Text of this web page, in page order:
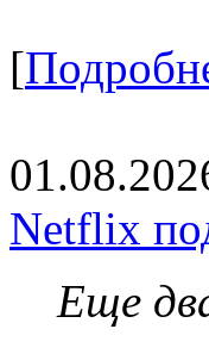
[
Netflix
Еще